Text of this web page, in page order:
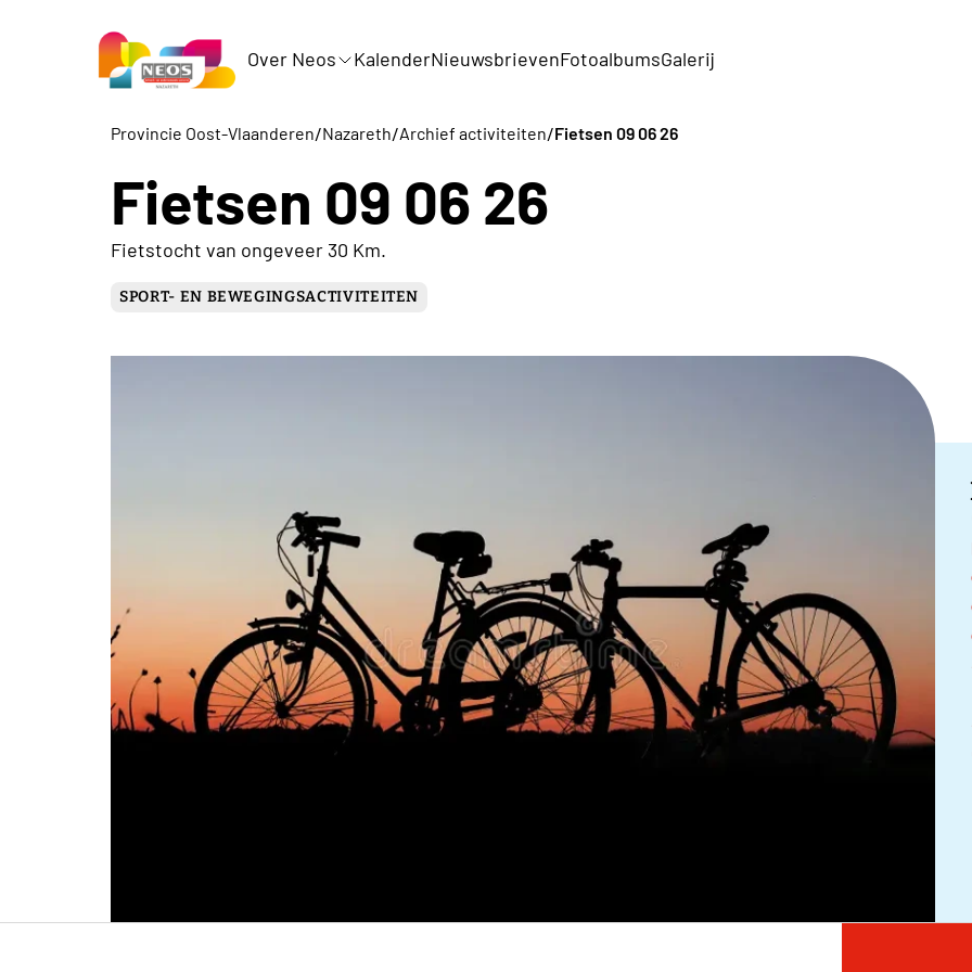
Over Neos KalenderNieuwsbrievenFotoalbumsGalerij
Provincie Oost-Vlaanderen/Nazareth/Archief activiteiten/Fietsen 09 06 26
Fietsen 09 06 26
Fietstocht van ongeveer 30 Km.
SPORT- EN BEWEGINGSACTIVITEITEN